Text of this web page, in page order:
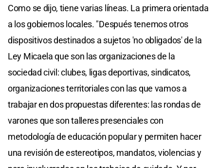
Como se dijo, tiene varias líneas. La primera orientada
a los gobiernos locales. "Después tenemos otros
dispositivos destinados a sujetos 'no obligados' de la
Ley Micaela que son las organizaciones de la
sociedad civil: clubes, ligas deportivas, sindicatos,
organizaciones territoriales con las que vamos a
trabajar en dos propuestas diferentes: las rondas de
varones que son talleres presenciales con
metodología de educación popular y permiten hacer
una revisión de estereotipos, mandatos, violencias y